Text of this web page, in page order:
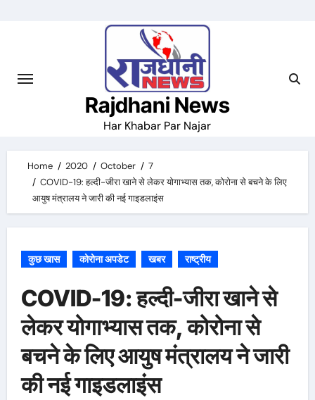
Rajdhani News
Har Khabar Par Najar
Home 2020 October
7
COVID-19: हल्दी-जीरा खाने से लेकर योगाभ्यास तक, कोरोना से बचने के लिए
आयुष मंत्रालय ने जारी की नई गाइडलाइंस
कुछ खास कोरोना अपडेट खबर राष्ट्रीय
COVID-19: हल्दी-जीरा खाने से
लेकर योगाभ्यास तक, कोरोना से
बचने के लिए आयुष मंत्रालय ने जारी
की नई गाइडलाइंस